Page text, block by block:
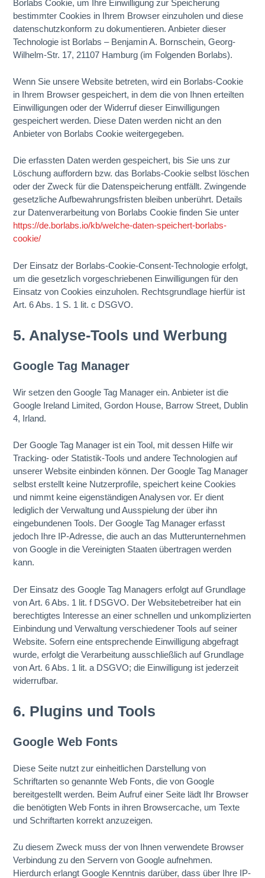
Borlabs Cookie, um Ihre Einwilligung zur Speicherung
bestimmter Cookies in Ihrem Browser einzuholen und diese
datenschutzkonform zu dokumentieren. Anbieter dieser
Technologie ist Borlabs – Benjamin A. Bornschein, Georg-
Wilhelm-Str. 17, 21107 Hamburg (im Folgenden Borlabs).
Wenn Sie unsere Website betreten, wird ein Borlabs-Cookie
in Ihrem Browser gespeichert, in dem die von Ihnen erteilten
Einwilligungen oder der Widerruf dieser Einwilligungen
gespeichert werden. Diese Daten werden nicht an den
Anbieter von Borlabs Cookie weitergegeben.
Die erfassten Daten werden gespeichert, bis Sie uns zur
Löschung auffordern bzw. das Borlabs-Cookie selbst löschen
oder der Zweck für die Datenspeicherung entfällt. Zwingende
gesetzliche Aufbewahrungsfristen bleiben unberührt. Details
zur Datenverarbeitung von Borlabs Cookie finden Sie unter
https://de.borlabs.io/kb/welche-daten-speichert-borlabs-
cookie/
Der Einsatz der Borlabs-Cookie-Consent-Technologie erfolgt,
um die gesetzlich vorgeschriebenen Einwilligungen für den
Einsatz von Cookies einzuholen. Rechtsgrundlage hierfür ist
Art. 6 Abs. 1 S. 1 lit. c DSGVO.
5. Analyse-Tools und Werbung
Google Tag Manager
Wir setzen den Google Tag Manager ein. Anbieter ist die
Google Ireland Limited, Gordon House, Barrow Street, Dublin
4, Irland.
Der Google Tag Manager ist ein Tool, mit dessen Hilfe wir
Tracking- oder Statistik-Tools und andere Technologien auf
unserer Website einbinden können. Der Google Tag Manager
selbst erstellt keine Nutzerprofile, speichert keine Cookies
und nimmt keine eigenständigen Analysen vor. Er dient
lediglich der Verwaltung und Ausspielung der über ihn
eingebundenen Tools. Der Google Tag Manager erfasst
jedoch Ihre IP-Adresse, die auch an das Mutterunternehmen
von Google in die Vereinigten Staaten übertragen werden
kann.
Der Einsatz des Google Tag Managers erfolgt auf Grundlage
von Art. 6 Abs. 1 lit. f DSGVO. Der Websitebetreiber hat ein
berechtigtes Interesse an einer schnellen und unkomplizierten
Einbindung und Verwaltung verschiedener Tools auf seiner
Website. Sofern eine entsprechende Einwilligung abgefragt
wurde, erfolgt die Verarbeitung ausschließlich auf Grundlage
von Art. 6 Abs. 1 lit. a DSGVO; die Einwilligung ist jederzeit
widerrufbar.
6. Plugins und Tools
Google Web Fonts
Diese Seite nutzt zur einheitlichen Darstellung von
Schriftarten so genannte Web Fonts, die von Google
bereitgestellt werden. Beim Aufruf einer Seite lädt Ihr Browser
die benötigten Web Fonts in ihren Browsercache, um Texte
und Schriftarten korrekt anzuzeigen.
Zu diesem Zweck muss der von Ihnen verwendete Browser
Verbindung zu den Servern von Google aufnehmen.
Hierdurch erlangt Google Kenntnis darüber, dass über Ihre IP-